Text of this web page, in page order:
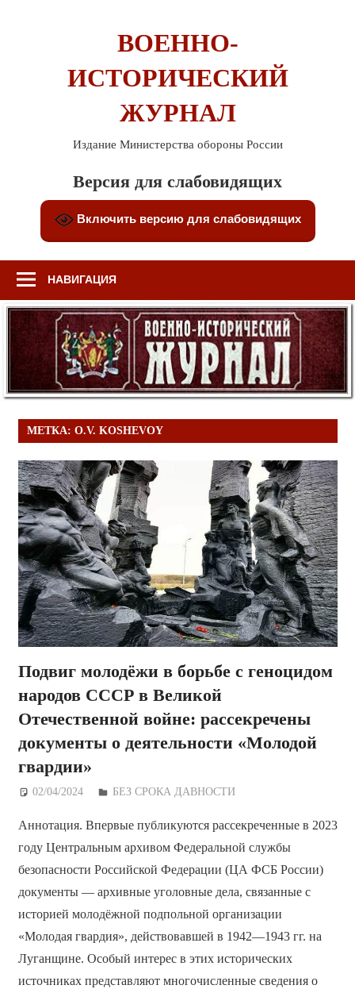
ВОЕННО-
ИСТОРИЧЕСКИЙ
ЖУРНАЛ
Издание Министерства обороны России
Версия для слабовидящих
Включить версию для слабовидящих
НАВИГАЦИЯ
МЕТКА: O.V. KOSHEVOY
Подвиг молодёжи в борьбе с геноцидом
народов СССР в Великой
Отечественной войне: рассекречены
документы о деятельности «Молодой
гвардии»
02/04/2024 Дежурный по Редакции
БЕЗ СРОКА ДАВНОСТИ
Аннотация. Впервые публикуются рассекреченные в 2023
году Центральным архивом Федеральной службы
безопасности Российской Федерации (ЦА ФСБ России)
документы — архивные уголовные дела, связанные с
историей молодёжной подпольной организации
«Молодая гвардия», действовавшей в 1942—1943 гг. на
Луганщине. Особый интерес в этих исторических
источниках представляют многочисленные сведения о